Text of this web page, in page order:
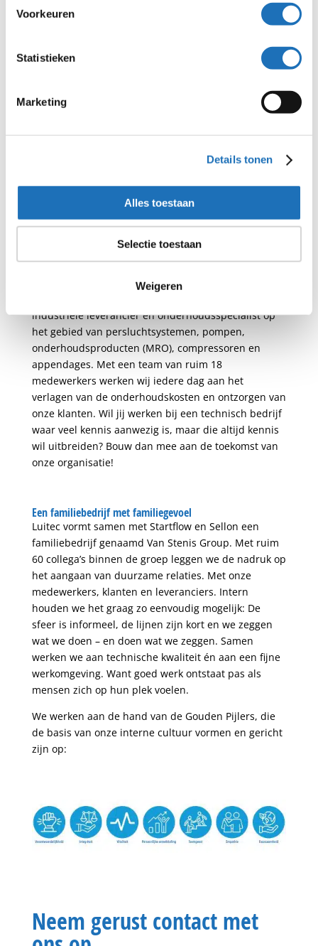
Voorkeuren
Statistieken
Marketing
Details tonen
Alles toestaan
Selectie toestaan
Weigeren
industriële leverancier en onderhoudsspecialist op
het gebied van persluchtsystemen, pompen,
onderhoudsproducten (MRO), compressoren en
appendages. Met een team van ruim 18
medewerkers werken wij iedere dag aan het
verlagen van de onderhoudskosten en ontzorgen van
onze klanten. Wil jij werken bij een technisch bedrijf
waar veel kennis aanwezig is, maar die altijd kennis
wil uitbreiden? Bouw dan mee aan de toekomst van
onze organisatie!
Een familiebedrijf met familiegevoel
Luitec vormt samen met Startflow en Sellon een
familiebedrijf genaamd Van Stenis Group. Met ruim
60 collega’s binnen de groep leggen we de nadruk op
het aangaan van duurzame relaties. Met onze
medewerkers, klanten en leveranciers. Intern
houden we het graag zo eenvoudig mogelijk: De
sfeer is informeel, de lijnen zijn kort en we zeggen
wat we doen – en doen wat we zeggen. Samen
werken we aan technische kwaliteit én aan een fijne
werkomgeving. Want goed werk ontstaat pas als
mensen zich op hun plek voelen.
We werken aan de hand van de Gouden Pijlers, die
de basis van onze interne cultuur vormen en gericht
zijn op:
Neem gerust contact met